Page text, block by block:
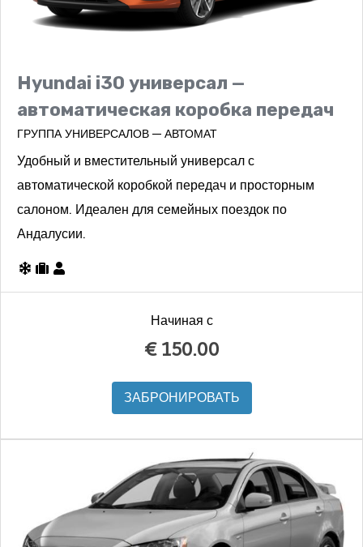
Hyundai i30 универсал —
автоматическая коробка передач
ГРУППА УНИВЕРСАЛОВ — АВТОМАТ
Удобный и вместительный универсал с
автоматической коробкой передач и просторным
салоном. Идеален для семейных поездок по
Андалусии.
Начиная с
€ 150.00
ЗАБРОНИРОВАТЬ